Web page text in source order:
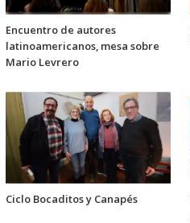
Encuentro de autores
latinoamericanos, mesa sobre
Mario Levrero
Ciclo Bocaditos y Canapés